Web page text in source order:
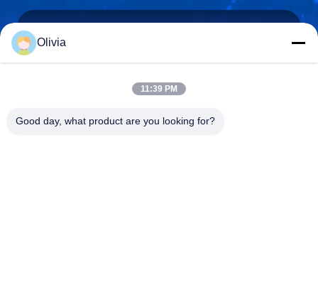
Olivia
11:39 PM
Good day, what product are you looking for?